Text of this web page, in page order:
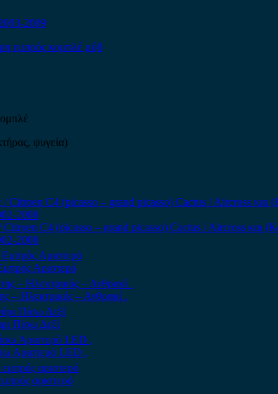
2009
ψυγεία)
C4 (picasso – grand picasso) Cactus / Aircross και
2008
Αριστερό
– Ηλεκτρικός – Ανθρακί .
Πίσω Δεξί
Αριστερό LED ,
αριστερό